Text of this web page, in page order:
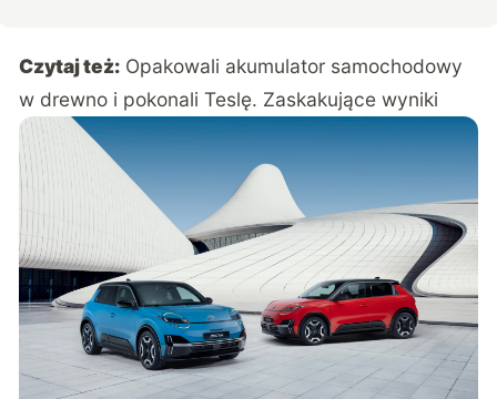
Czytaj też: Opakowali akumulator samochodowy
w drewno i pokonali Teslę. Zaskakujące wyniki